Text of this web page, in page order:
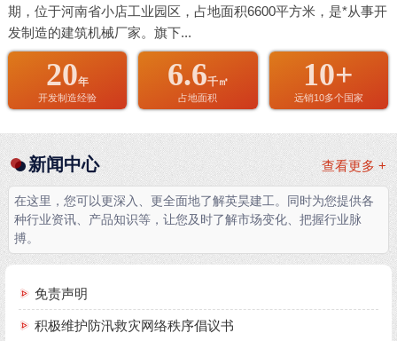
期，位于河南省小店工业园区，占地面积6600平方米，是*从事开
发制造的建筑机械厂家。旗下...
20年
开发制造经验
6.6千㎡
占地面积
10+
远销10多个国家
查看更多 +
新闻中心
在这里，您可以更深入、更全面地了解英昊建工。同时为您提供各
种行业资讯、产品知识等，让您及时了解市场变化、把握行业脉
搏。
免责声明
积极维护防汛救灾网络秩序倡议书